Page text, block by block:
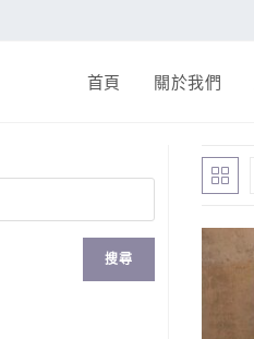
首頁 關於我們
搜尋